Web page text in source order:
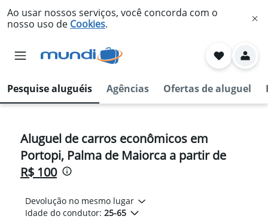
Ao usar nossos serviços, você concorda com o
nosso uso de Cookies.
Pesquise aluguéis Agências Ofertas de aluguel
Aluguel de carros econômicos em
Portopi, Palma de Maiorca a partir de
R$ 100
Devolução no mesmo lugar
Idade do condutor: 25-65